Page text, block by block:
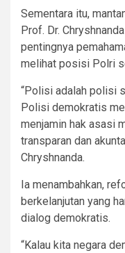
Sementara itu,
Prof. Dr.
pentingnya
melihat posisi Polri
“Polisi adalah polisi
Polisi demokratis
menjamin hak asasi
transparan dan
Chryshnanda.
Ia menambahkan,
berkelanjutan yang
dialog demokratis.
“Kalau kita negara